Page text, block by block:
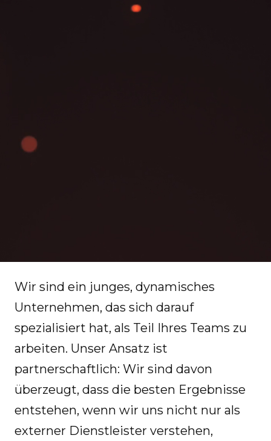
Wir sind ein junges, dynamisches
Unternehmen, das sich darauf
spezialisiert hat, als Teil Ihres Teams zu
arbeiten. Unser Ansatz ist
partnerschaftlich: Wir sind davon
überzeugt, dass die besten Ergebnisse
entstehen, wenn wir uns nicht nur als
externer Dienstleister verstehen,